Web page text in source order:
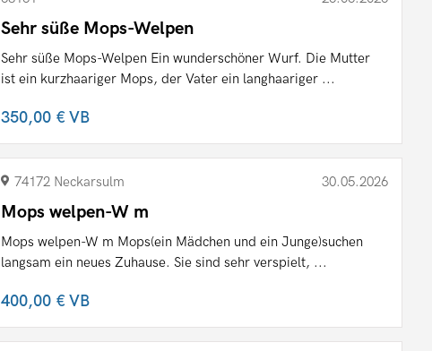
Sehr süße Mops-Welpen
Sehr süße Mops-Welpen Ein wunderschöner Wurf. Die Mutter
ist ein kurzhaariger Mops, der Vater ein langhaariger ...
350,00 €VB
74172 Neckarsulm 30.05.2026
Mops welpen-W m
Mops welpen-W m Mops(ein Mädchen und ein Junge)suchen
langsam ein neues Zuhause. Sie sind sehr verspielt, ...
400,00 €VB